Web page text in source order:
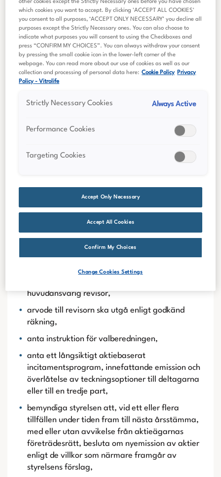
vinstutdelning om 1,10 kronor per aktie. Avstämningsdag
för utdelningen är torsdagen den 7 maj 2026.
Utbetalning beräknas ske tisdagen den 12 maj 2026.
Årsstämman beslutade att bevilja ansvarsfrihet för
styrelseledamöterna och verkställande direktören för
räkenskapsåret 2025.
Årsstämman beslutade även att:
räkenskapsåret 2025,
följande: 1 350 000 kronor till styrelsens
ordföranden och 80 000 kronor vardera till
övriga ledamöter i revisionsutskottet, samt 100
000 kronor till ordföranden och 50 000 kronor
omvälja Deloitte AB till revisor för tiden intill
slutet av nästa årsstämma, med den
huvudansvarig revisor,
arvode till revisorn ska utgå enligt godkänd
räkning,
anta instruktion för valberedningen,
anta ett långsiktigt aktiebaserat
incitamentsprogram, innefattande emission och
överlåtelse av teckningsoptioner till deltagarna
eller till en tredje part,
bemyndiga styrelsen att, vid ett eller flera
tillfällen under tiden fram till nästa årsstämma,
med eller utan avvikelse från aktieägarnas
företrädesrätt, besluta om nyemission av aktier
enligt de villkor som närmare framgår av
styrelsens förslag,
other cookies except the Strictly Necessary ones before you have chosen
which cookies you want to accept. By clicking 'ACCEPT ALL COOKIES'
you consent to all purposes, ‘ACCEPT ONLY NECESSARY’ you decline all
purposes except the Strictly Necessary ones. You can also choose to
indicate what purposes you will consent to using the Checkboxes and
press “CONFIRM MY CHOICES”. You can always withdraw your consent
by pressing the small cookie icon in the lower-left corner of the
webpage. You can read more about our use of cookies as well as our
collection and processing of personal data here: Cookie Policy Privacy
Policy - Vitrolife
Strictly Necessary Cookies Always Active
Performance Cookies
Targeting Cookies
Accept Only Necessary
Accept All Cookies
Confirm My Choices
Change Cookies Settings